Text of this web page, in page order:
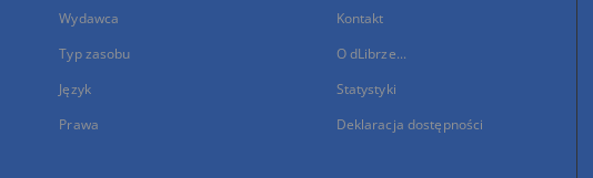
Wydawca
Typ zasobu
Język
Prawa
Kontakt
O dLibrze...
Statystyki
Deklaracja dostępności